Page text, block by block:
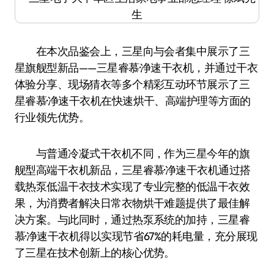
在本次品鉴会上，三星向与会者集中展示了三
星旗舰型新品——三星睿慕·净速干衣机，并通过干衣
体验分享、现场猜衣等多个精彩互动环节展示了三
星睿慕·净速干衣机在快速烘干、高端护理等方面的
行业领先优势。
与普通冷凝式干衣机不同，作为三星今年的旗
舰型高端干衣机新品，三星睿慕·净速干衣机通过搭
载热泵低温干衣技术实现了专业完整的低温干衣效
果，为消费者解决日常衣物烘干难题提供了最佳解
决方案。与此同时，通过热泵系统的加持，三星睿
慕·净速干衣机得以实现节省67%的耗电量，充分展现
了三星在技术创新上的核心优势。